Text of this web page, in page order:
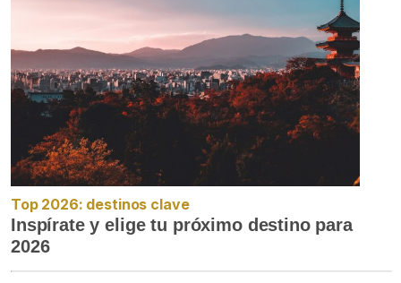
Top 2026: destinos clave
Inspírate y elige tu próximo destino para
2026